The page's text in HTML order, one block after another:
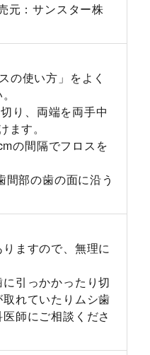
元：サンスター株
の使い方」をよく
り、両端を両手中
す。
の間隔でフロスを
部の歯の面に沿う
ますので、無理に
引っかかったり切
れていたりムシ歯
師にご相談くださ